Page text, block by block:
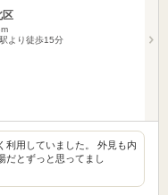
区
より徒歩15分
利用していました。 外見も内
だとずっと思ってまし